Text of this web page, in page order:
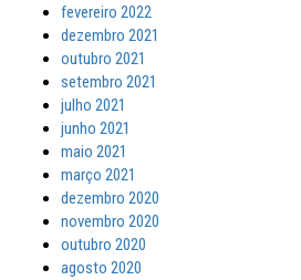
fevereiro 2022
dezembro 2021
outubro 2021
setembro 2021
julho 2021
junho 2021
maio 2021
março 2021
dezembro 2020
novembro 2020
outubro 2020
agosto 2020